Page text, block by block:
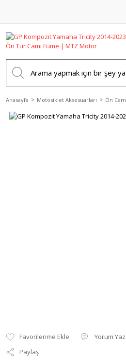
Anasayfa Motosiklet Aksesuarları Ön Cam
Yorum Yaz
Paylaş